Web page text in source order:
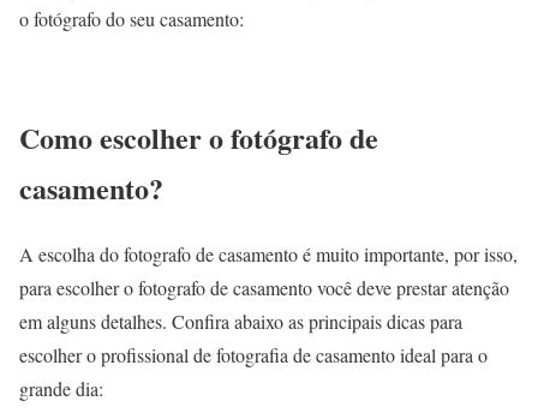
o fotógrafo do seu casamento:
Como escolher o fotógrafo de
casamento?
A escolha do fotografo de casamento é muito importante, por isso,
para escolher o fotografo de casamento você deve prestar atenção
em alguns detalhes. Confira abaixo as principais dicas para
escolher o profissional de fotografia de casamento ideal para o
grande dia: